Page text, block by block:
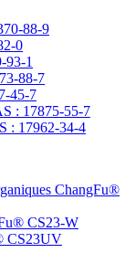
88-9
0
93-1
88-7
45-7
: 17875-55-7
: 17962-34-4
ChangFu®
CS23-W
CS23UV